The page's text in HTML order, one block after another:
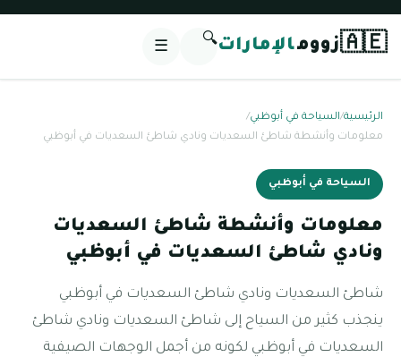
🇦🇪زوومالإمارات🔍
☰
الرئيسية/السياحة في أبوظبي/
معلومات وأنشطة شاطئ السعديات ونادي شاطئ السعديات في أبوظبي
السياحة في أبوظبي
معلومات وأنشطة شاطئ السعديات
ونادي شاطئ السعديات في أبوظبي
شاطئ السعديات ونادي شاطئ السعديات في أبوظبي
ينجذب كثير من السياح إلى شاطئ السعديات ونادي شاطئ
السعديات في أبوظبي لكونه من أجمل الوجهات الصيفية